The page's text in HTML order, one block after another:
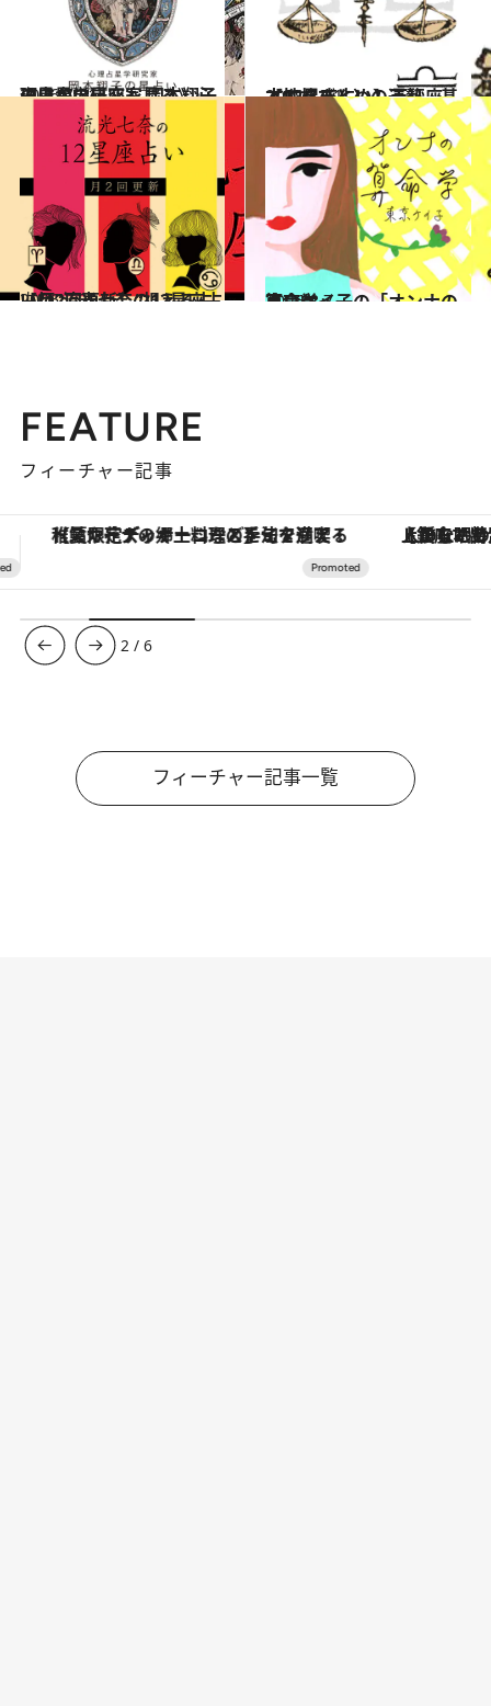
2026.7.31
《ほかの星座も見る》心理占星学研究家 岡本翔子の星占い
占い 2021.12.1
【12星座占い】天秤座（てんびん）の運勢、基本性格まとめ
占い
2026.7.29
【月2回更新】“視える占い師”流光七奈の12星座占い
占い 2026.8.7
東京ケイ子の「オンナの算命学」
占い
FEATURE
フィーチャー記事
【銀座で出合う最旬美容】美髪ケアや上質な眠り…セルフケアのアップデートから、特別な名入れギフトまで。大人のための「ReFa GINZA」クルーズ
3 /6
フィーチャー記事一覧